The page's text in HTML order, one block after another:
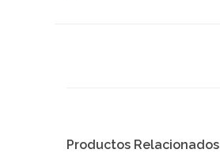
Productos Relacionados